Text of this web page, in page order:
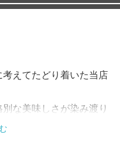
えてたどり着いた当店
な美味しさが染み渡り